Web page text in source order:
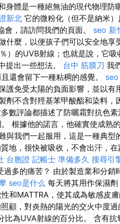
身體是一種絕無油的現代物理防
新北 它的微粉化（但不是納米）
，請訪問我們的頁面。 seo 新
什麼，以便孩子們可以安全地享
）的UVB射線；也就是說，它吸
提出一些想法。 台中 筋膜刀 我
還會留下一種粘稠的感覺。
護免受太陽的負面影響，並以有
劑不含對羥基苯甲酸酯和染料，
數評論都描述了防曬霜對抗色素
根據他的諾言，他確實使成熟
與我們一起服用，這是一種典型
地，很快被吸收，不會出汗，在
台胞證 記帳士 準備多久 搜尋引
多的痛苦？ 由於製造業和分銷
seo是什么 每天將其用作保濕
和MATTRA，使其成為敏感皮
顧，對炎熱的陽光的交火中度
為UVA射線的百分比。 含有抗